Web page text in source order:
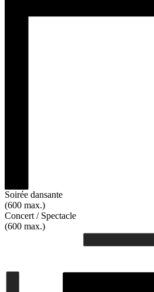
Soirée dansante
(600 max.)
Concert / Spectacle
(600 max.)